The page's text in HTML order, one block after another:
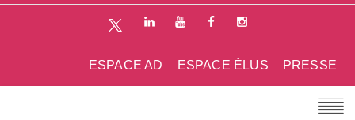
PRESSE
ESPACE ÉLUS
ESPACE AD